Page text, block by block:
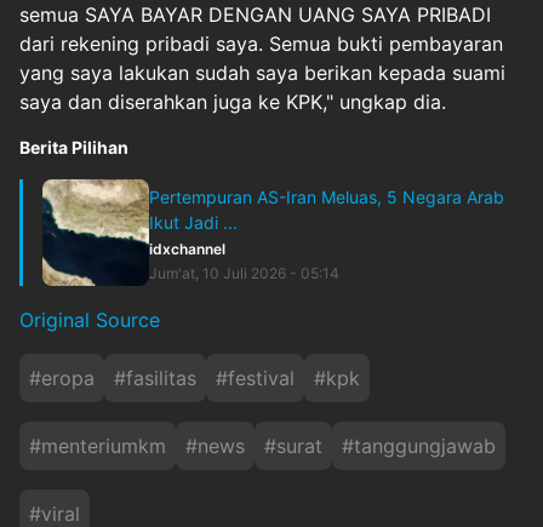
semua SAYA BAYAR DENGAN UANG SAYA PRIBADI
dari rekening pribadi saya. Semua bukti pembayaran
yang saya lakukan sudah saya berikan kepada suami
saya dan diserahkan juga ke KPK," ungkap dia.
Berita Pilihan
Pertempuran AS-Iran Meluas, 5 Negara Arab
Ikut Jadi ...
idxchannel
Jum'at, 10 Juli 2026 - 05:14
Original Source
#eropa #fasilitas #festival #kpk
#menteriumkm #news #surat #tanggungjawab
#viral